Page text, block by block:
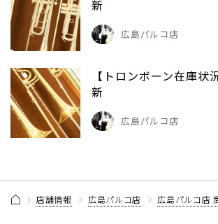
新
広島パルコ店
【トロンボーン在庫
新
広島パルコ店
店舗情報 広島パルコ店 広島パルコ店